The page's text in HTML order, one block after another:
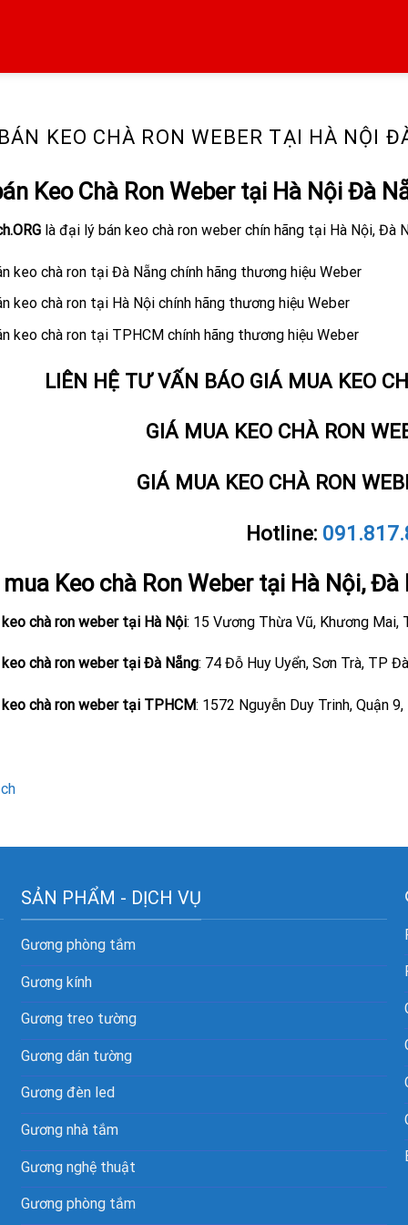
KEO CHÀ RON WEBER TẠI HÀ NỘI
Keo Chà Ron Weber tại Hà Nội Đà
là đại lý bán keo chà ron weber chín hãng tại Hà Nội, Đà
keo chà ron tại Đà Nẵng chính hãng thương hiệu Weber
keo chà ron tại Hà Nội chính hãng thương hiệu Weber
keo chà ron tại TPHCM chính hãng thương hiệu Weber
LIÊN HỆ TƯ VẤN BÁO GIÁ MUA KEO
GIÁ MUA KEO CHÀ RON
GIÁ MUA KEO CHÀ RON
Hotline:
Keo chà Ron Weber tại Hà Nội, Đà
chà ron weber tại Hà Nội: 15 Vương Thừa Vũ, Khương Mai,
chà ron weber tại Đà Nẵng: 74 Đỗ Huy Uyển, Sơn Trà, TP
chà ron weber tại TPHCM: 1572 Nguyễn Duy Trinh, Quận
SẢN PHẨM - DỊCH VỤ
Gương phòng tắm
Gương kính
Gương treo tường
Gương dán tường
Gương đèn led
Gương nhà tắm
Gương nghệ thuật
Gương phòng tắm